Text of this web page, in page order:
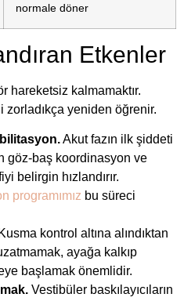
normale döner
Etkenler
hareketsiz kalmamaktır.
yeniden öğrenir.
Akut fazın ilk şiddeti
göz-baş koordinasyon ve
belirgin hızlandırır.
programımız bu süreci
Kusma kontrol altına alındıktan
ayağa kalkıp
başlamak önemlidir.
Vestibüler baskılayıcıların